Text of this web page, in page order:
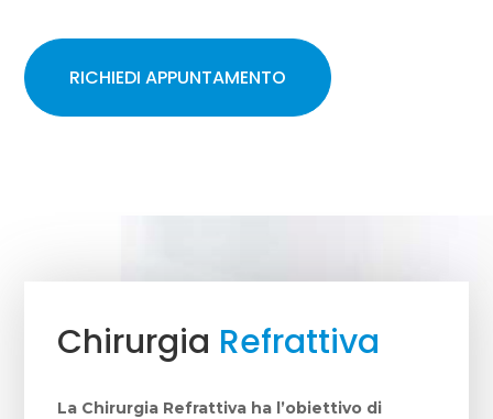
RICHIEDI APPUNTAMENTO
Chirurgia Refrattiva
La Chirurgia Refrattiva ha l’obiettivo di